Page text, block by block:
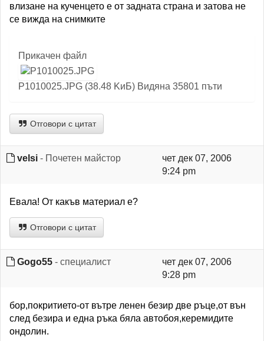
влизане на кученцето е от задната страна и затова не
се вижда на снимките
Прикачен файл
P1010025.JPG (38.48 KиБ) Видяна 35801 пъти
Отговори с цитат
velsi - Почетен майстор
чет дек 07, 2006
9:24 pm
Евала! От какъв материал е?
Отговори с цитат
Gogo55 - специалист
чет дек 07, 2006
9:28 pm
бор,покритието-от вътре ленен безир две ръце,от вън
след безира и една ръка бяла автобоя,керемидите
ондолин.